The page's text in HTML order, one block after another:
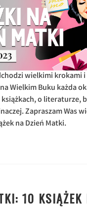
wielkimi krokami
Wielkim Buku każda
o literaturze,
Zapraszam Was
na Dzień Matki.
10 KSIĄŻEK